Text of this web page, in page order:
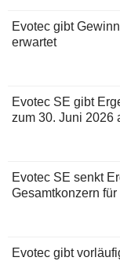
Evotec gibt
erwartet
Evotec SE gibt
zum 30. Juni 2026
Evotec SE senkt
Gesamtkonzern
Evotec gibt